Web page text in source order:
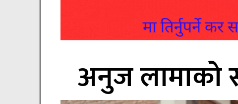
अनुज लामाको